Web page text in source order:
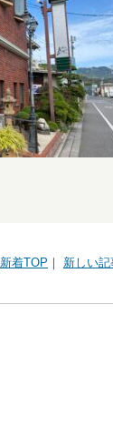
新着TOP ｜ 新しい記